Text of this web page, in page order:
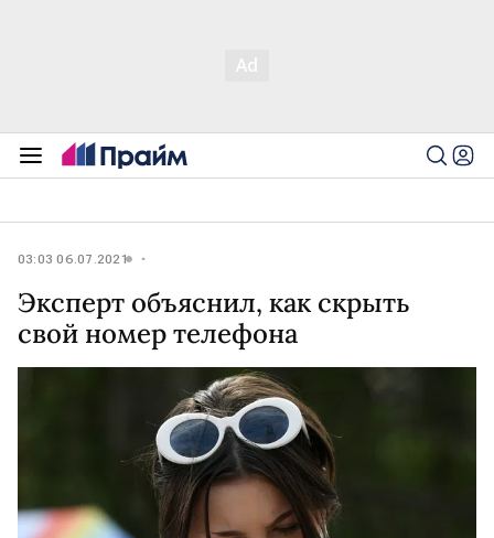
03:03 06.07.2021
Эксперт объяснил, как скрыть
свой номер телефона